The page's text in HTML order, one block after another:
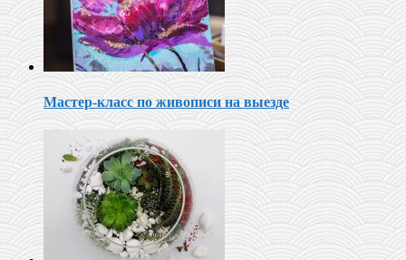
Мастер-класс по живописи на выезде